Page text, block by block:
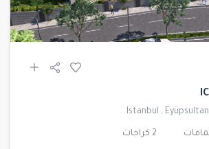
Istanbul , Eyüpsultan
2 كراجات